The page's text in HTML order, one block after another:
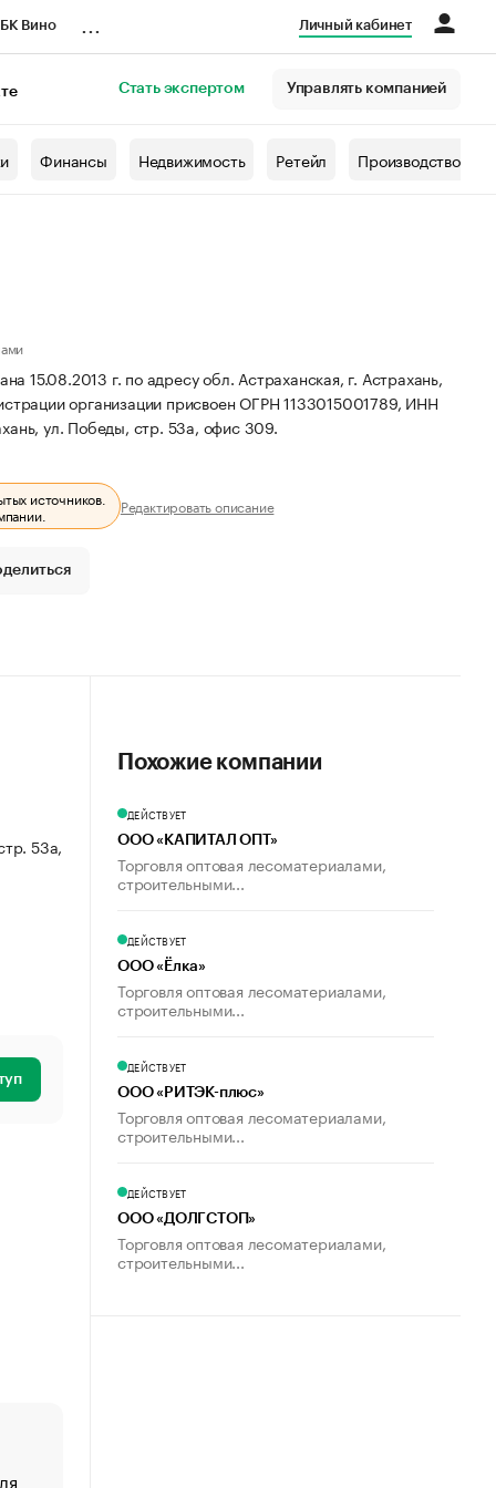
Вино Личный кабинет
Стать экспертом Управлять компанией
Финансы Недвижимость Ретейл Производство
15.08.2013 г. по адресу обл. Астраханская, г. Астрахань,
организации присвоен ОГРН 1133015001789, ИНН
ул. Победы, стр. 53а, офис 309.
источников. Редактировать описание
53а,
Похожие компании
ДЕЙСТВУЕТ
ООО «КАПИТАЛ ОПТ»
Торговля оптовая лесоматериалами,
строительными...
ДЕЙСТВУЕТ
ООО «Ёлка»
Торговля оптовая лесоматериалами,
строительными...
ДЕЙСТВУЕТ
ООО «РИТЭК-плюс»
Торговля оптовая лесоматериалами,
строительными...
ДЕЙСТВУЕТ
ООО «ДОЛГСТОП»
Торговля оптовая лесоматериалами,
строительными...